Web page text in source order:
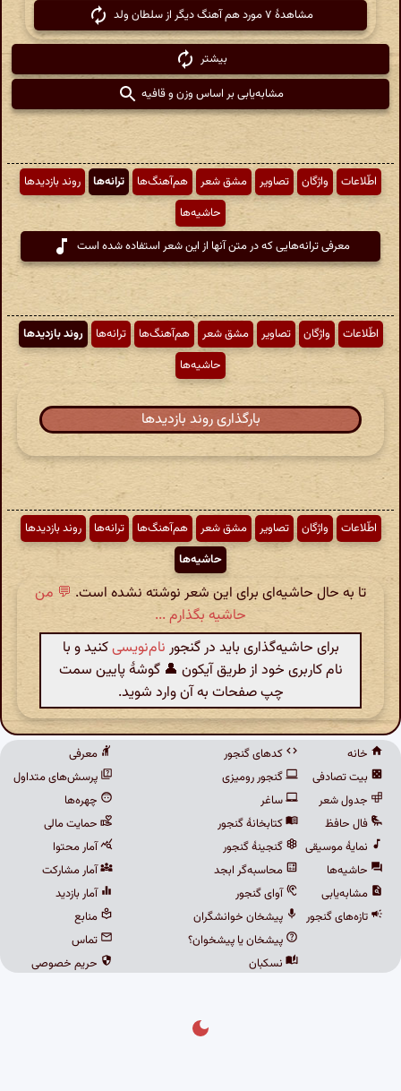
مشاهدهٔ ۷ مورد هم آهنگ دیگر از سلطان ولد
بیشتر
مشابه‌یابی بر اساس وزن و قافیه
اطّلاعات واژگان تصاویر مشق شعر هم‌آهنگ‌ها ترانه‌ها
روند بازدیدها
حاشیه‌ها
معرفی ترانه‌هایی که در متن آنها از این شعر استفاده شده است
اطّلاعات واژگان تصاویر مشق شعر هم‌آهنگ‌ها ترانه‌ها
روند بازدیدها
حاشیه‌ها
بارگذاری روند بازدیدها
اطّلاعات واژگان تصاویر مشق شعر هم‌آهنگ‌ها ترانه‌ها
روند بازدیدها
حاشیه‌ها
تا به حال حاشیه‌ای برای این شعر نوشته نشده است. 💬 من
حاشیه بگذارم ...
برای حاشیه‌گذاری باید در گنجور نام‌نویسیکنید و با
نام کاربری خود از طریق آیکون 👤 گوشهٔ پایین سمت
چپ صفحات به آن وارد شوید.
خانه
بیت تصادفی
جدول شعر
فال حافظ
نمایهٔ موسیقی
حاشیه‌ها
مشابه‌یابی
تازه‌های گنجور
کدهای گنجور
گنجور رومیزی
ساغر
کتابخانهٔ گنجور
گنجینهٔ گنجور
محاسبه‌گر ابجد
آوای گنجور
پیشخان خوانشگران
پیشخان یا پیشخوان؟
نسکبان
معرفی
پرسش‌های متداول
چهره‌ها
حمایت مالی
آمار محتوا
آمار مشارکت
آمار بازدید
منابع
تماس
حریم خصوصی